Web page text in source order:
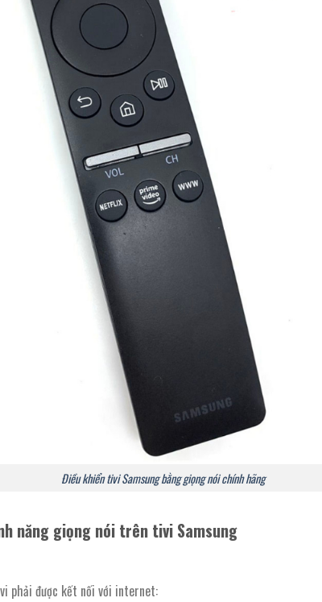
Điều khiển tivi Samsung bằng giọng nói chính hãng
năng giọng nói trên tivi Samsung
phải được kết nối với internet: